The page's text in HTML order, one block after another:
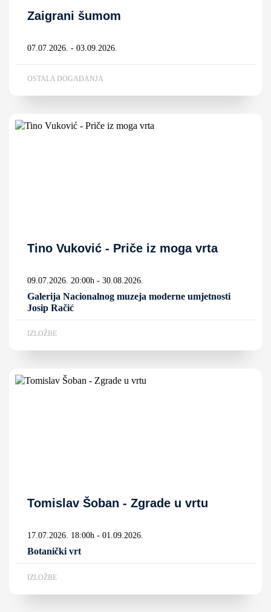
Zaigrani šumom
07.07.2026. - 03.09.2026.
OSTALA DOGAĐANJA
Tino Vuković - Priče iz moga vrta
09.07.2026. 20:00h - 30.08.2026.
Galerija Nacionalnog muzeja moderne umjetnosti
Josip Račić
IZLOŽBE
Tomislav Šoban - Zgrade u vrtu
17.07.2026. 18:00h - 01.09.2026.
Botanički vrt
IZLOŽBE